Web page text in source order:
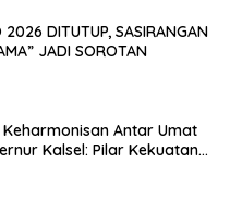
2026 DITUTUP, SASIRANGAN
JADI SOROTAN
Antar Umat
Kalsel: Pilar Kekuatan